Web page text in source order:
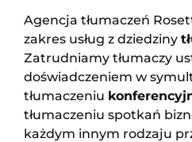
Agencja tłumaczeń
zakres usług z dziedziny
Zatrudniamy tłumaczy
doświadczeniem w
tłumaczeniu
tłumaczeniu spotkań
każdym innym rodzaju